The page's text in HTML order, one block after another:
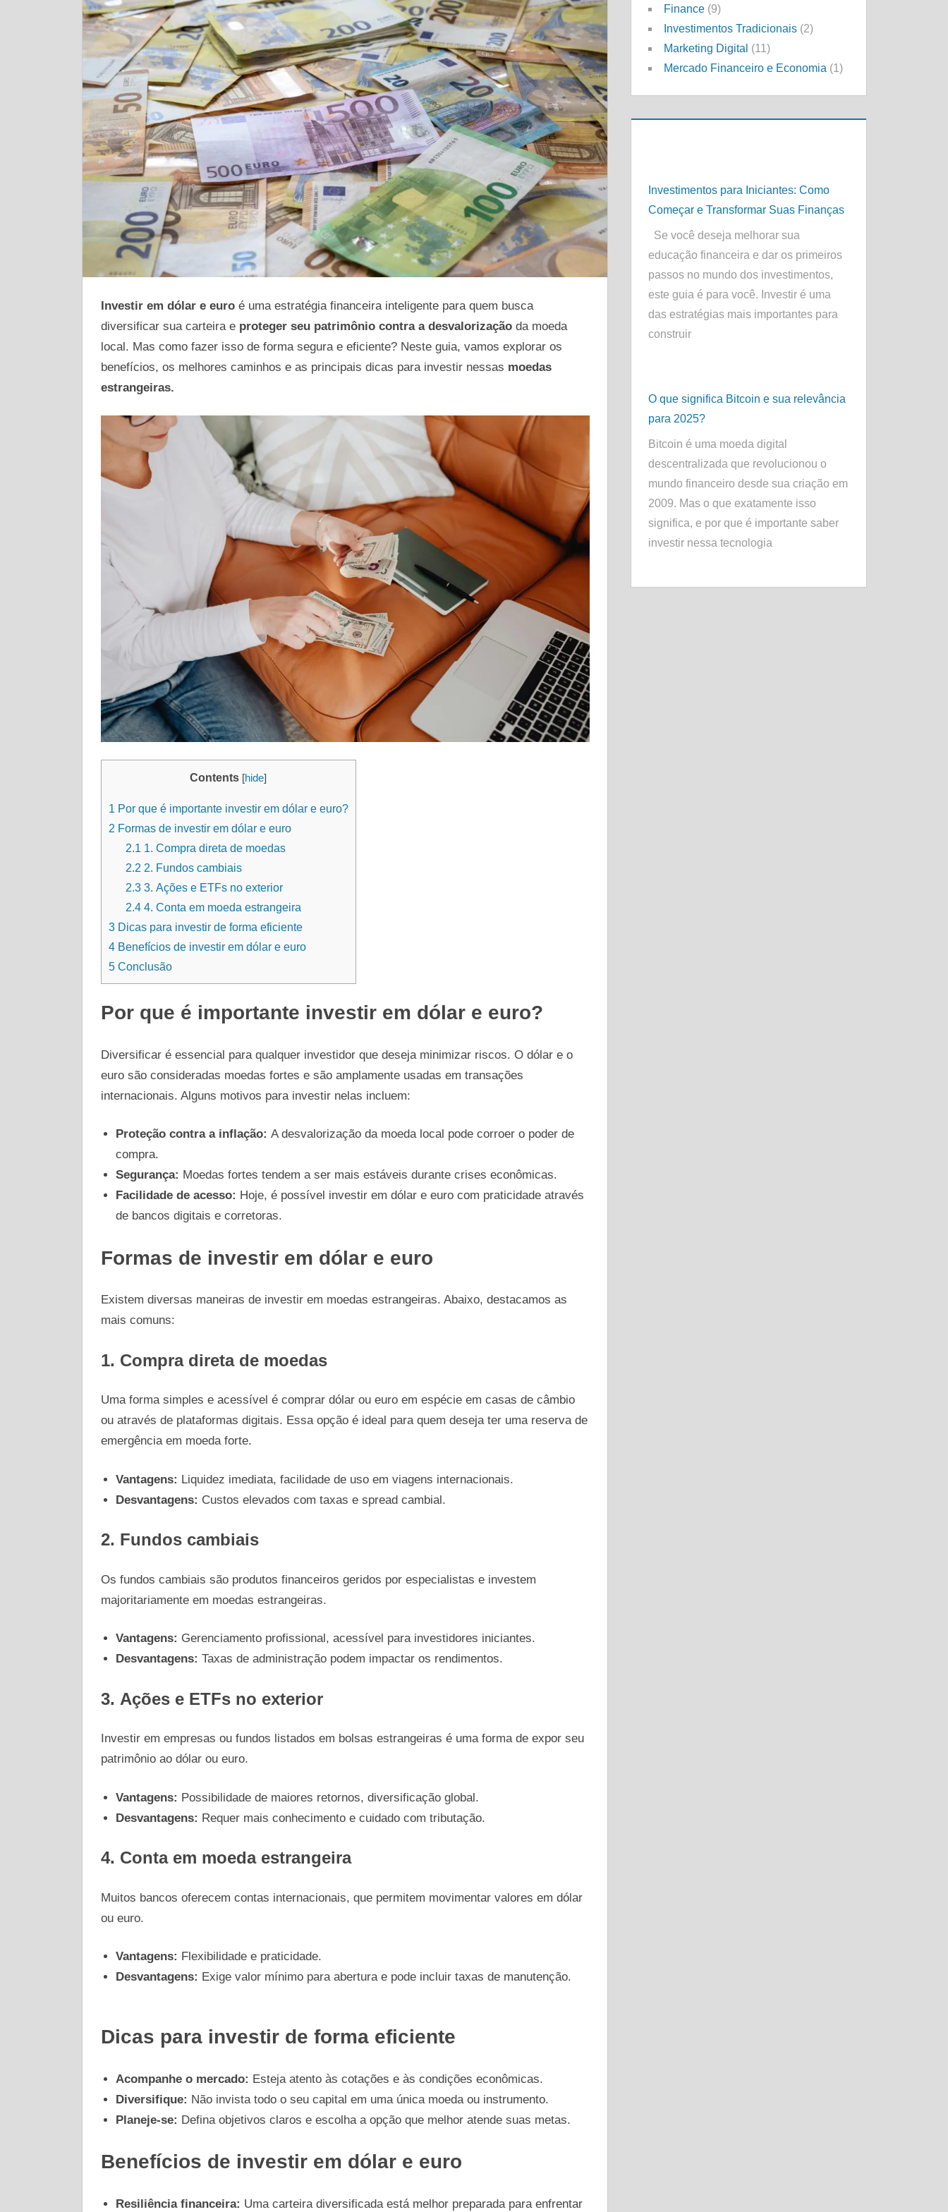
com
segurança!
Investir em dólar e euroé uma estratégia financeira inteligente para quem busca
diversificar sua carteira e proteger seu patrimônio contra a desvalorizaçãoda moeda
local. Mas como fazer isso de forma segura e eficiente? Neste guia, vamos explorar os
benefícios, os melhores caminhos e as principais dicas para investir nessas moedas
estrangeiras.
Contents [hide]
1 Por que é importante investir em dólar e euro?
2 Formas de investir em dólar e euro
2.1 1. Compra direta de moedas
2.2 2. Fundos cambiais
2.33. Ações e ETFs no exterior
2.44. Conta em moeda estrangeira
3Dicas para investir de forma eficiente
4Benefícios de investir em dólar e euro
5Conclusão
Por que é importante investir em dólar e euro?
Diversificar é essencial para qualquer investidor que deseja minimizar riscos. O dólar e o
euro são consideradas moedas fortes e são amplamente usadas em transações
internacionais. Alguns motivos para investir nelas incluem:
Proteção contra a inflação: A desvalorização da moeda local pode corroer o poder de
compra.
Segurança: Moedas fortes tendem a ser mais estáveis durante crises econômicas.
Facilidade de acesso: Hoje, é possível investir em dólar e euro com praticidade através
de bancos digitais e corretoras.
Formas de investir em dólar e euro
Existem diversas maneiras de investir em moedas estrangeiras. Abaixo, destacamos as
mais comuns:
1. Compra direta de moedas
Uma forma simples e acessível é comprar dólar ou euro em espécie em casas de câmbio
ou através de plataformas digitais. Essa opção é ideal para quem deseja ter uma reserva de
emergência em moeda forte.
Vantagens: Liquidez imediata, facilidade de uso em viagens internacionais.
Desvantagens: Custos elevados com taxas e spread cambial.
2. Fundos cambiais
Os fundos cambiais são produtos financeiros geridos por especialistas e investem
majoritariamente em moedas estrangeiras.
Vantagens: Gerenciamento profissional, acessível para investidores iniciantes.
Desvantagens: Taxas de administração podem impactar os rendimentos.
3. Ações e ETFs no exterior
Investir em empresas ou fundos listados em bolsas estrangeiras é uma forma de expor seu
patrimônio ao dólar ou euro.
Vantagens: Possibilidade de maiores retornos, diversificação global.
Desvantagens: Requer mais conhecimento e cuidado com tributação.
4. Conta em moeda estrangeira
Muitos bancos oferecem contas internacionais, que permitem movimentar valores em dólar
ou euro.
Vantagens: Flexibilidade e praticidade.
Desvantagens: Exige valor mínimo para abertura e pode incluir taxas de manutenção.
Dicas para investir de forma eficiente
Acompanhe o mercado: Esteja atento às cotações e às condições econômicas.
Diversifique: Não invista todo o seu capital em uma única moeda ou instrumento.
Planeje-se: Defina objetivos claros e escolha a opção que melhor atende suas metas.
Benefícios de investir em dólar e euro
Resiliência financeira: Uma carteira diversificada está melhor preparada para enfrentar
Finance (9)
Investimentos Tradicionais (2)
Marketing Digital (11)
Mercado Financeiro e Economia (1)
Investimentos para Iniciantes: Como
Começar e Transformar Suas Finanças
Se você deseja melhorar sua
educação financeira e dar os primeiros
passos no mundo dos investimentos,
este guia é para você. Investir é uma
das estratégias mais importantes para
construir
O que significa Bitcoin e sua relevância
para 2025?
Bitcoin é uma moeda digital
descentralizada que revolucionou o
mundo financeiro desde sua criação em
2009. Mas o que exatamente isso
significa, e por que é importante saber
investir nessa tecnologia